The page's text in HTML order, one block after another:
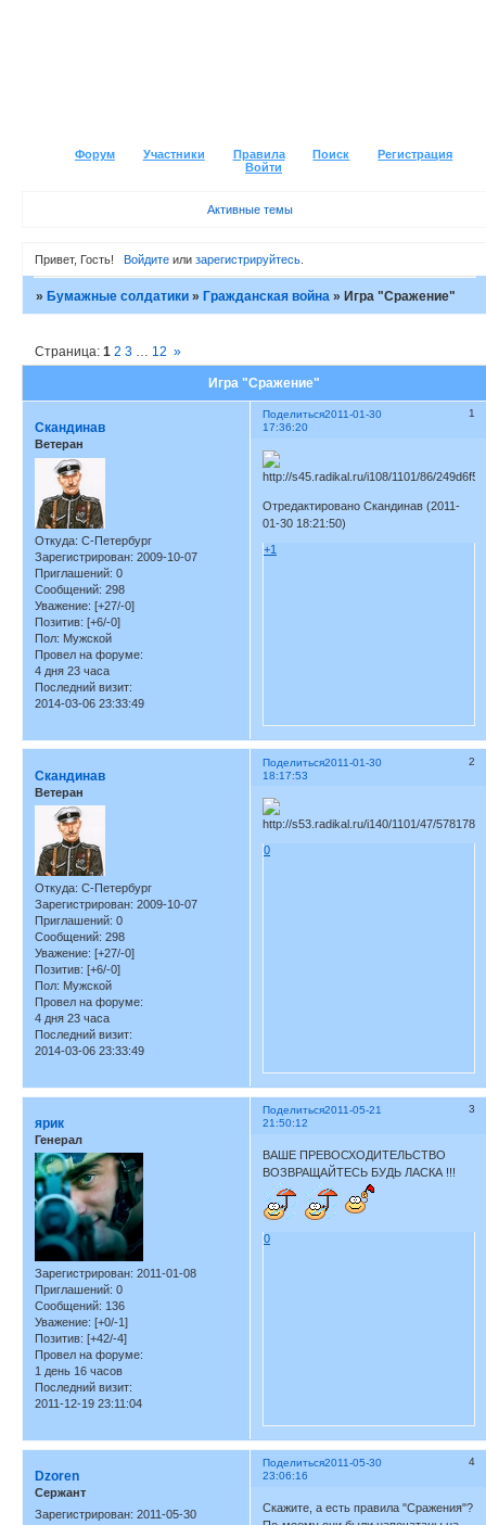
Форум Участники Правила Поиск
Регистрация
Войти
Активные темы
Привет, Гость! Войдитеили зарегистрируйтесь.
»Бумажные солдатики »Гражданская война »Игра "Сражение"
Игра "Сражение"
Страница:1 2 3 … 12 »
Поделиться 1
2011-01-30
17:36:20
Скандинав
Ветеран
Откуда: С-Петербург
Зарегистрирован: 2009-10-07
Приглашений: 0
Сообщений: 298
Уважение: [+27/-0]
Позитив: [+6/-0]
Пол: Мужской
Провел на форуме:
4 дня 23 часа
Последний визит:
2014-03-06 23:33:49
Отредактировано Скандинав (2011-
01-30 18:21:50)
+1
Поделиться 2
2011-01-30
18:17:53
Скандинав
Ветеран
Откуда: С-Петербург
Зарегистрирован: 2009-10-07
Приглашений: 0
Сообщений: 298
Уважение: [+27/-0]
Позитив: [+6/-0]
Пол: Мужской
Провел на форуме:
4 дня 23 часа
Последний визит:
2014-03-06 23:33:49
0
Поделиться 3
2011-05-21
21:50:12
ярик
Генерал
Зарегистрирован: 2011-01-08
Приглашений: 0
Сообщений: 136
Уважение: [+0/-1]
Позитив: [+42/-4]
Провел на форуме:
1 день 16 часов
Последний визит:
2011-12-19 23:11:04
ВАШЕ ПРЕВОСХОДИТЕЛЬСТВО
ВОЗВРАЩАЙТЕСЬ БУДЬ ЛАСКА !!!
0
Поделиться 4
2011-05-30
23:06:16
Dzoren
Сержант
Зарегистрирован: 2011-05-30
Скажите, а есть правила "Сражения"?